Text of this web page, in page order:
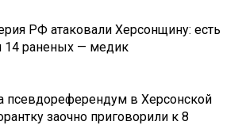
РФ атаковали Херсонщину: есть
14 раненых — медик
псевдореферендум в Херсонской
заочно приговорили к 8